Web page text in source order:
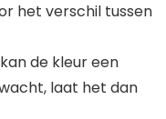
het verschil tussen
de kleur een
laat het dan